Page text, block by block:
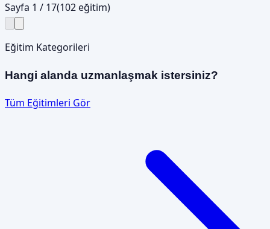
Sayfa 1 / 17(102eğitim)
Eğitim Kategorileri
Hangi alanda uzmanlaşmak istersiniz?
Tüm Eğitimleri Gör